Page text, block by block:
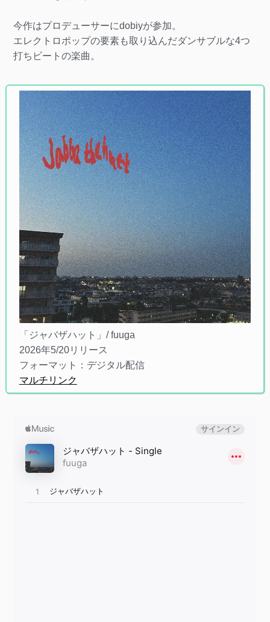
今作はプロデューサーにdobiyが参加。
エレクトロポップの要素も取り込んだダンサブルな4つ
打ちビートの楽曲。
「ジャバザハット」/ fuuga
2026年5/20リリース
フォーマット：デジタル配信
マルチリンク